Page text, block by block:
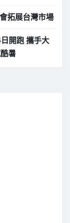
拓展台灣市場
開跑 攜手大
暑